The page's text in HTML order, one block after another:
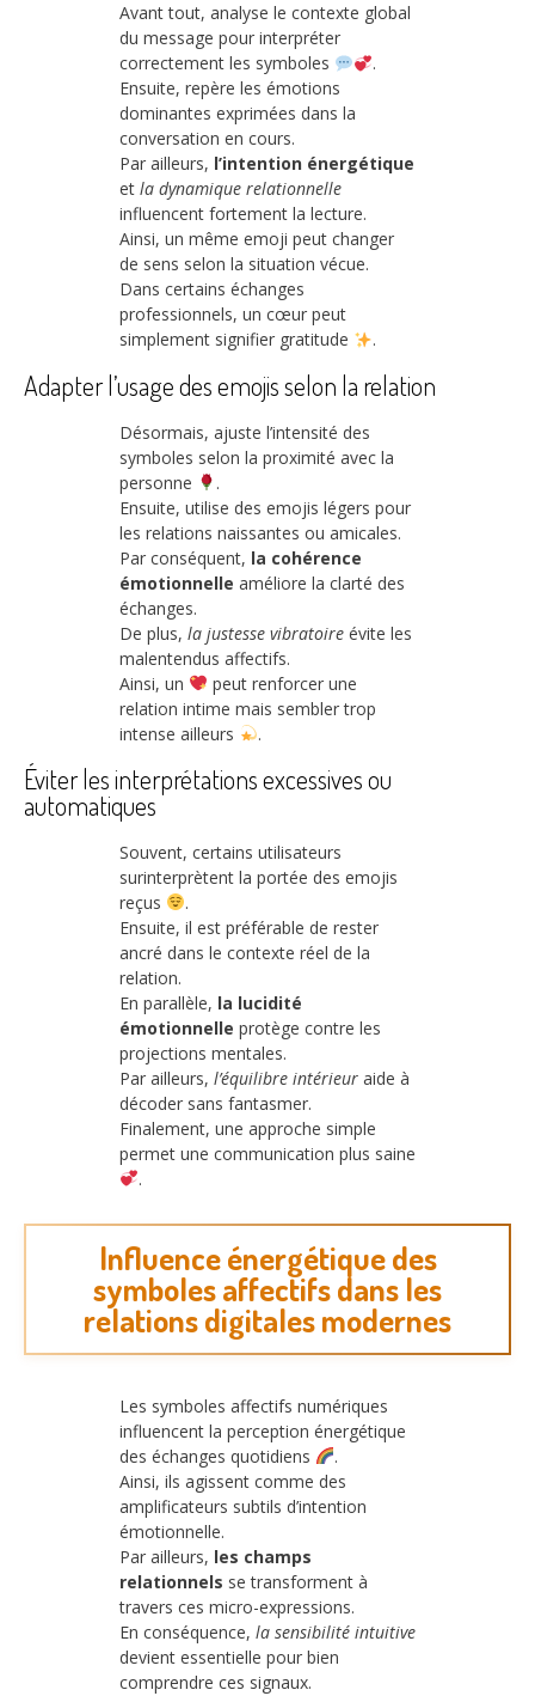
Avant tout, analyse le contexte global
du message pour interpréter
correctement les symboles
.
Ensuite, repère les émotions
dominantes exprimées dans la
conversation en cours.
Par ailleurs, l’intention énergétique
et la dynamique relationnelle
influencent fortement la lecture.
Ainsi, un même emoji peut changer
de sens selon la situation vécue.
Dans certains échanges
professionnels, un cœur peut
simplement signifier gratitude
.
Adapter l’usage des emojis selon la relation
Désormais, ajuste l’intensité des
symboles selon la proximité avec la
personne
.
Ensuite, utilise des emojis légers pour
les relations naissantes ou amicales.
Par conséquent, la cohérence
émotionnelle améliore la clarté des
échanges.
De plus, la justesse vibratoire évite les
malentendus affectifs.
Ainsi, un
peut renforcer une
relation intime mais sembler trop
intense ailleurs
.
Éviter les interprétations excessives ou
automatiques
Souvent, certains utilisateurs
surinterprètent la portée des emojis
reçus
.
Ensuite, il est préférable de rester
ancré dans le contexte réel de la
relation.
En parallèle, la lucidité
émotionnelle protège contre les
projections mentales.
Par ailleurs, l’équilibre intérieur aide à
décoder sans fantasmer.
Finalement, une approche simple
permet une communication plus saine
.
Influence énergétique des
symboles affectifs dans les
relations digitales modernes
Les symboles affectifs numériques
influencent la perception énergétique
des échanges quotidiens
.
Ainsi, ils agissent comme des
amplificateurs subtils d’intention
émotionnelle.
Par ailleurs, les champs
relationnels se transforment à
travers ces micro-expressions.
En conséquence, la sensibilité intuitive
devient essentielle pour bien
comprendre ces signaux.